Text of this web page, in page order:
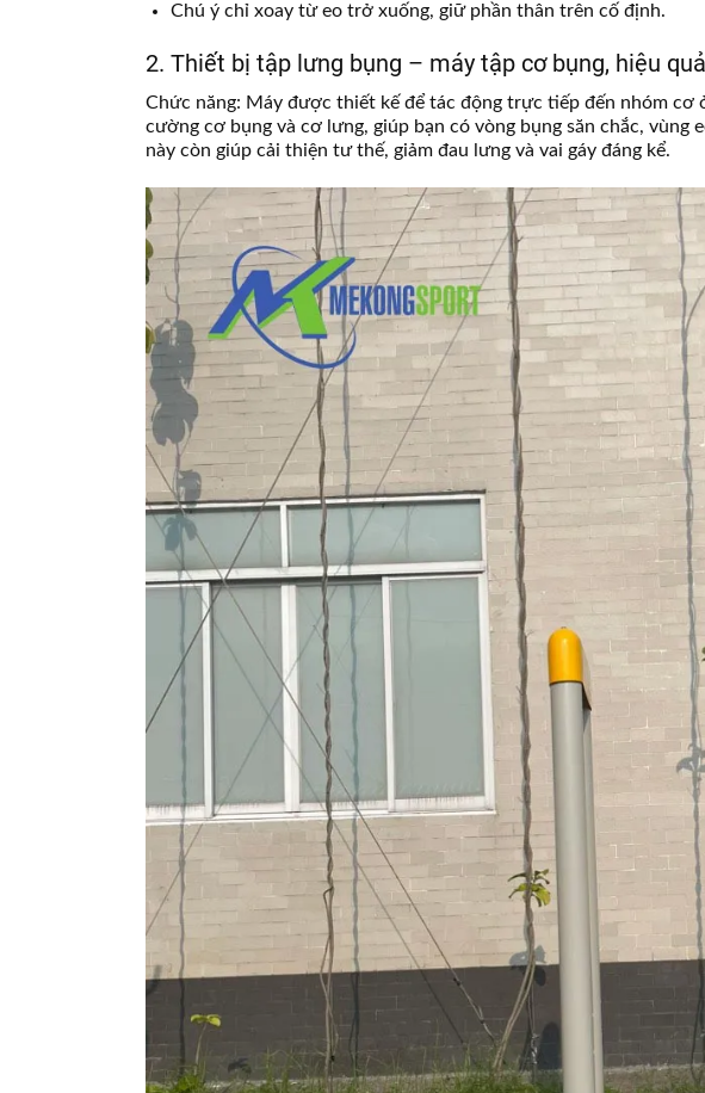
Chú ý chỉ xoay từ eo trở xuống, giữ phần thân trên cố định.
2. Thiết bị tập lưng bụng – máy tập cơ bụng, hiệu
Chức năng: Máy được thiết kế để tác động trực tiếp đến nhóm cơ
cường cơ bụng và cơ lưng, giúp bạn có vòng bụng săn chắc,
này còn giúp cải thiện tư thế, giảm đau lưng và vai gáy đáng kể.